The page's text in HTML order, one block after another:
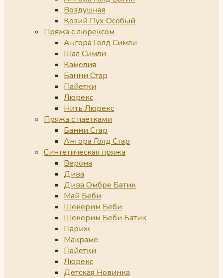
Воздушная
Козий Пух Особый
Пряжа с люрексом
Ангора Голд Симли
Шал Симли
Камелия
Банни Стар
Пайетки
Люрекс
Нить Люрекс
Пряжа с паетками
Банни Стар
Ангора Голд Стар
Синтетическая пряжа
Верона
Дива
Дива Омбре Батик
Май Беби
Шекерим Беби
Шекерим Беби Батик
Париж
Макраме
Пайетки
Люрекс
Детская Новинка